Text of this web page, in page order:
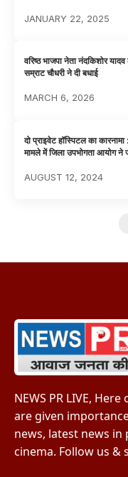
JANUARY 22, 2025
वरिष्ठ भाजपा नेता नंदकिशोर
सम्राट चौधरी ने दी बधाई
MARCH 6, 2026
दो प्राइवेट हॉस्पिटल का
मामले में जिला उपभोगता आयोग ने
AUGUST 12, 2024
NEWS PR LIVE,
are given
news, latest news
cinema. Follow us &